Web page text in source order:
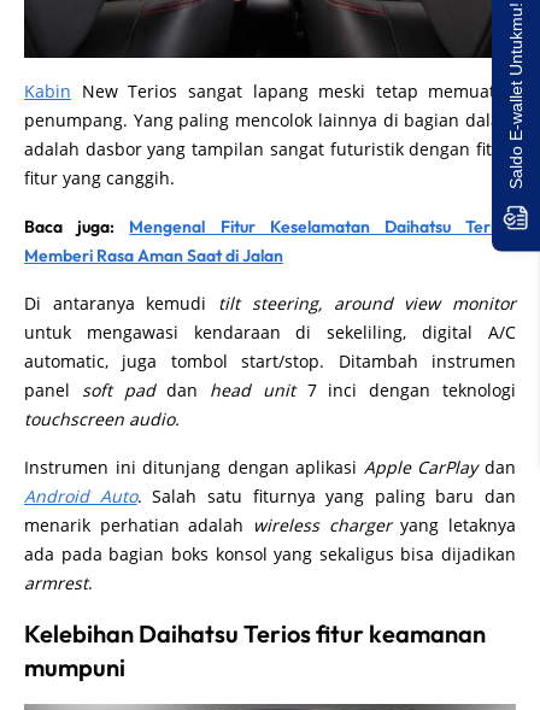
Kabin New Terios sangat lapang meski tetap memuat 7
penumpang. Yang paling mencolok lainnya di bagian dalam
adalah dasbor yang tampilan sangat futuristik dengan fitur-
fitur yang canggih.
Baca juga: Mengenal Fitur Keselamatan Daihatsu Terios,
Memberi Rasa Aman Saat di Jalan
Di antaranya kemudi tilt steering, around view monitor
untuk mengawasi kendaraan di sekeliling, digital A/C
automatic, juga tombol start/stop. Ditambah instrumen
panel soft paddan head unit7 inci dengan teknologi
touchscreen audio.
Instrumen ini ditunjang dengan aplikasi Apple CarPlaydan
Android Auto. Salah satu fiturnya yang paling baru dan
menarik perhatian adalah wireless chargeryang letaknya
ada pada bagian boks konsol yang sekaligus bisa dijadikan
armrest.
Kelebihan Daihatsu Terios fitur keamanan
mumpuni
Saldo E-wallet Untukmu!